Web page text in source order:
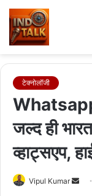
टेक्नोलॉजी
जल्द ही
व्हाट्सएप,
Vipul Kumar